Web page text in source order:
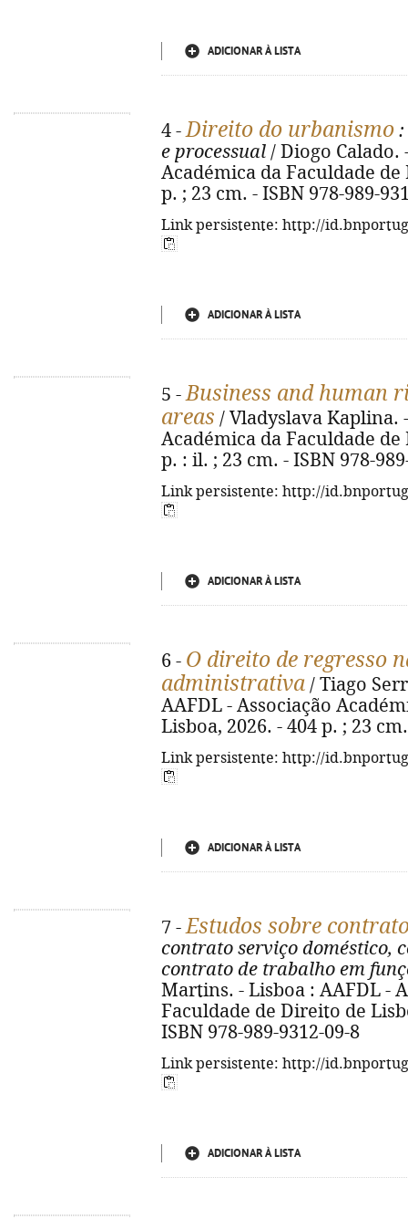
ADICIONAR À LISTA
4 -Direito do urbanismo :
e processual / Diogo Calado.
Académica da Faculdade
p. ; 23 cm. - ISBN 978-989-
Link persistente: http://
ADICIONAR À LISTA
5 -Business and human
areas / Vladyslava Kaplina.
Académica da Faculdade
p. : il. ; 23 cm. - ISBN 978-
Link persistente: http://
ADICIONAR À LISTA
6 - O direito de regresso
administrativa / Tiago
AAFDL - Associação
Lisboa, 2026. - 404 p. ; 23
Link persistente: http://
ADICIONAR À LISTA
7 -Estudos sobre
contrato serviço doméstico,
contrato de trabalho em
Martins. - Lisboa : AAFDL -
Faculdade de Direito de
ISBN 978-989-9312-09-8
Link persistente: http://
ADICIONAR À LISTA